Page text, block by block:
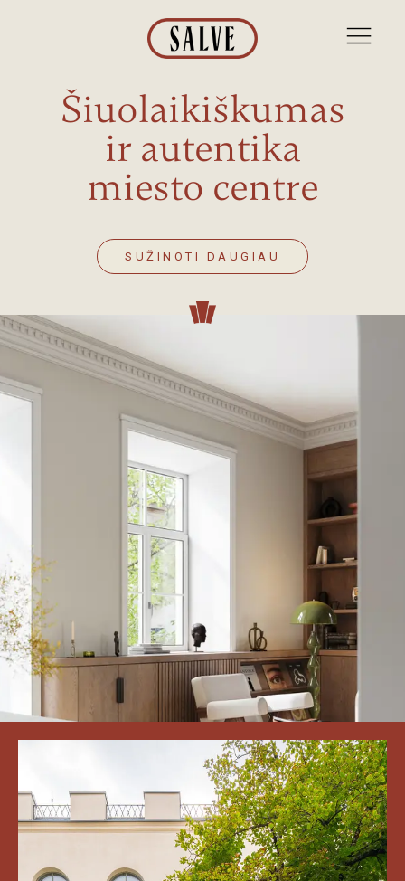
Šiuolaikiškumas
ir autentika
miesto centre
SUŽINOTI DAUGIAU